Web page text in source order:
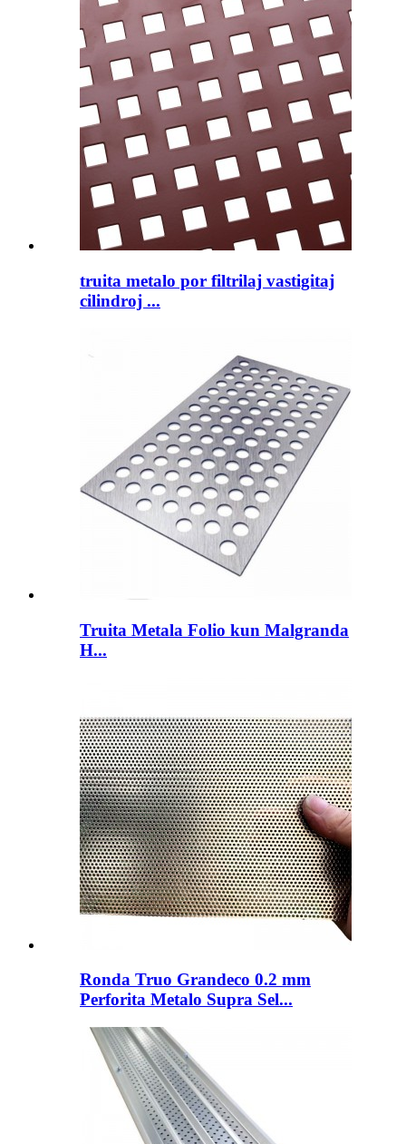
truita metalo por filtrilaj vastigitaj
cilindroj ...
Truita Metala Folio kun Malgranda
H...
Ronda Truo Grandeco 0.2 mm
Perforita Metalo Supra Sel...